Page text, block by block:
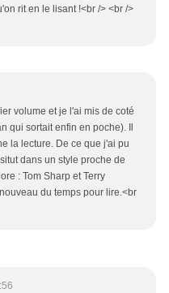
rit en le lisant !<br /> <br />
volume et je l'ai mis de coté
qui sortait enfin en poche). Il
la lecture. De ce que j'ai pu
dans un style proche de
: Tom Sharp et Terry
du temps pour lire.<br